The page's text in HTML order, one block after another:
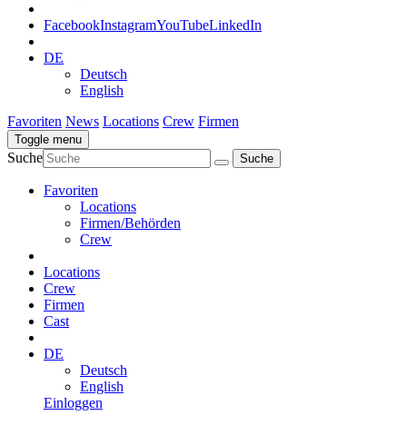
FacebookInstagramYouTubeLinkedIn
DE
Deutsch
English
Favoriten News Locations Crew Firmen
Toggle menu
Suche
Favoriten
Locations
Firmen/Behörden
Crew
Locations
Crew
Firmen
Cast
DE
Deutsch
English
Einloggen